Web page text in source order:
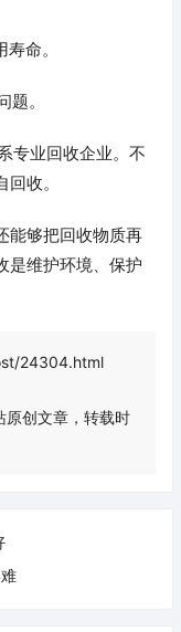
命。
。
专业回收企业。不
收。
能够把回收物质再
是维护环境、保护
24304.html
原创文章，转载时